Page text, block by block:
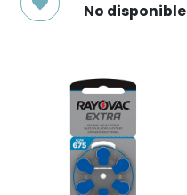
No disponible